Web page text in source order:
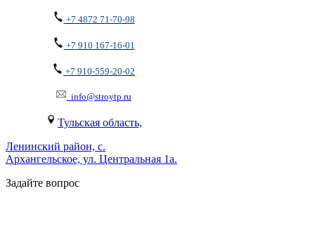
+7 4872 71-70-98
+7 910 167-16-01
+7 910-559-20-02
info@stroytp.ru
Тульская область,
Ленинский район, с.
Архангельское, ул. Центральная 1а.
Задайте вопрос